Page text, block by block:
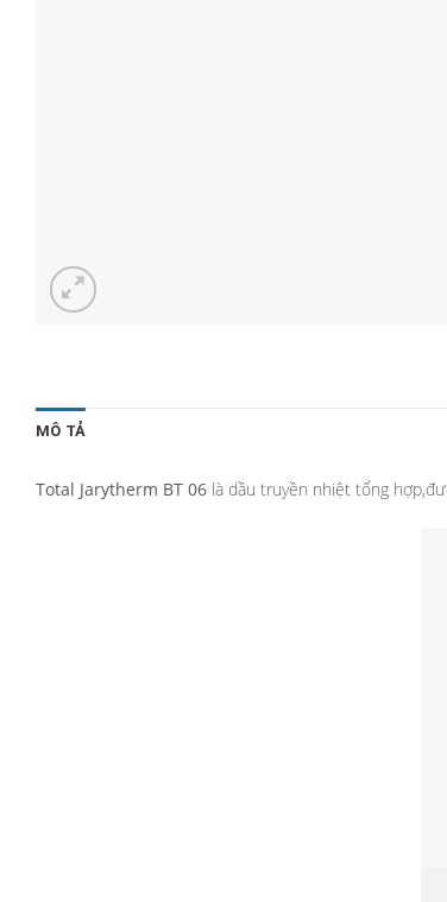
MÔ TẢ
Total Jarytherm BT 06 là dầu truyền nhiệt tổng